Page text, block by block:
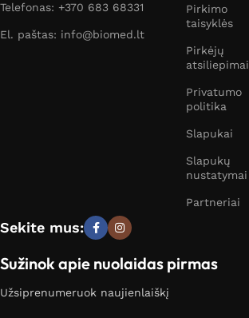
Telefonas: +370 683 68331
El. paštas: info@biomed.lt
Pirkimo
taisyklės
Pirkėjų
atsiliepimai
Privatumo
politika
Slapukai
Slapukų
nustatymai
Partneriai
Sekite mus:
Sužinok apie nuolaidas pirmas
Užsiprenumeruok naujienlaiškį